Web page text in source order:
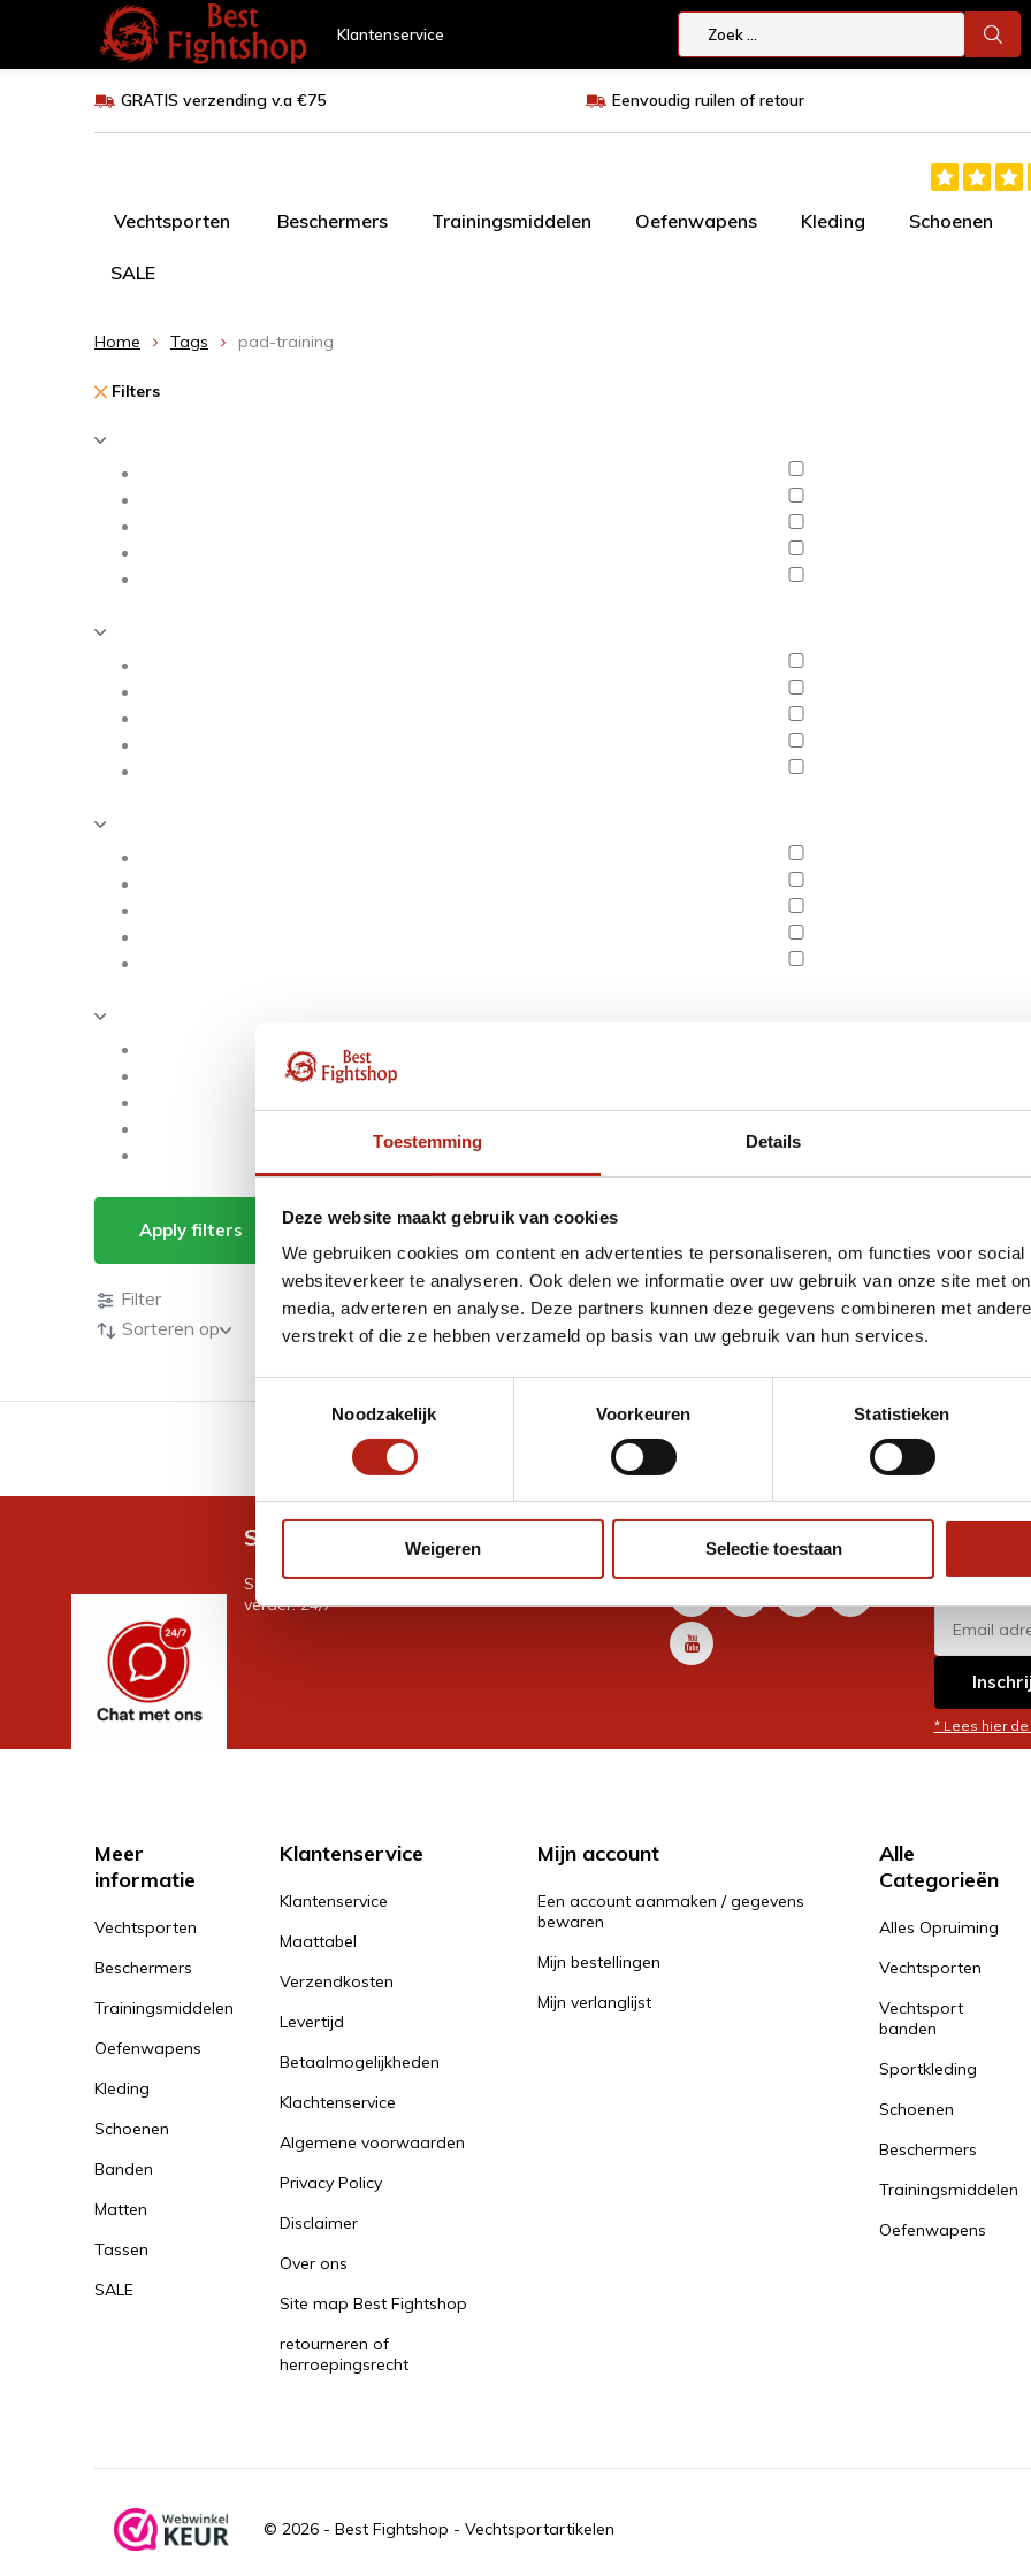
Toestemming Details
Deze website maakt gebruik van cookies
We gebruiken cookies om content en advertenties te personaliseren, om functies voor
websiteverkeer te analyseren. Ook delen we informatie over uw gebruik van onze site met
media, adverteren en analyse. Deze partners kunnen deze gegevens combineren met
verstrekt of die ze hebben verzameld op basis van uw gebruik van hun services.
Noodzakelijk
Voorkeuren Statistieken
Weigeren Selectie toestaan
Klantenservice
GRATIS verzending v.a €75 Eenvoudig ruilen of retour
Vechtsporten Beschermers Trainingsmiddelen Oefenwapens Kleding Schoenen
SALE
Home Tags pad-training
Filters
Apply filters Producten getagd met pad-training
Producten
Filter
Sorteren op
GRATIS verzending v.a €75 Eenvoudig ruilen of retour
Snel antwoord op je vraag?
Stel je vraag in de chat, en we helpen je graag
verder. 24/7
Volg ons
* Lees hier
Meer
informatie
Vechtsporten
Beschermers
Trainingsmiddelen
Oefenwapens
Kleding
Schoenen
Banden
Matten
Tassen
SALE
Klantenservice
Klantenservice
Maattabel
Verzendkosten
Levertijd
Betaalmogelijkheden
Klachtenservice
Algemene voorwaarden
Privacy Policy
Disclaimer
Over ons
Site map Best Fightshop
retourneren of
herroepingsrecht
Mijn account
Een account aanmaken / gegevens
bewaren
Mijn bestellingen
Mijn verlanglijst
Alle
Categorieën
Alles Opruiming
Vechtsporten
Vechtsport
banden
Sportkleding
Schoenen
Beschermers
Trainingsmiddelen
Oefenwapens
© 2026 - Best Fightshop - Vechtsportartikelen